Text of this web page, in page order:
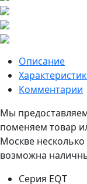
Описание
Комментарии
Мы
поменяем товар
Москве
возможна
Серия EQT